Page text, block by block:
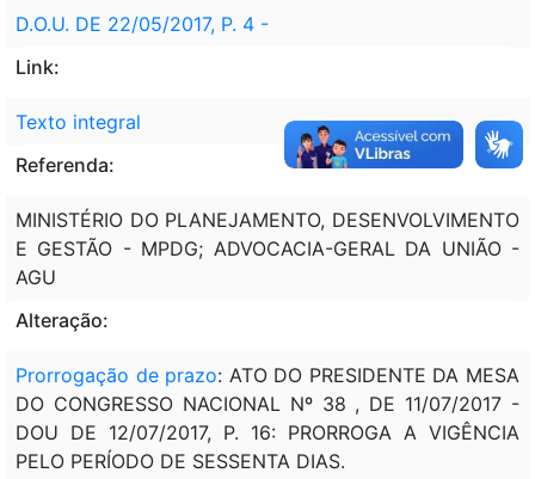
D.O.U. DE 22/05/2017, P. 4 -
Link:
Texto integral
Referenda:
MINISTÉRIO DO PLANEJAMENTO, DESENVOLVIMENTO
E GESTÃO - MPDG; ADVOCACIA-GERAL DA UNIÃO -
AGU
Alteração:
Prorrogação de prazo: ATO DO PRESIDENTE DA MESA
DO CONGRESSO NACIONAL Nº 38 , DE 11/07/2017 -
DOU DE 12/07/2017, P. 16: PRORROGA A VIGÊNCIA
PELO PERÍODO DE SESSENTA DIAS.